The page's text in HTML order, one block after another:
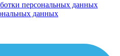
персональных данных
данных